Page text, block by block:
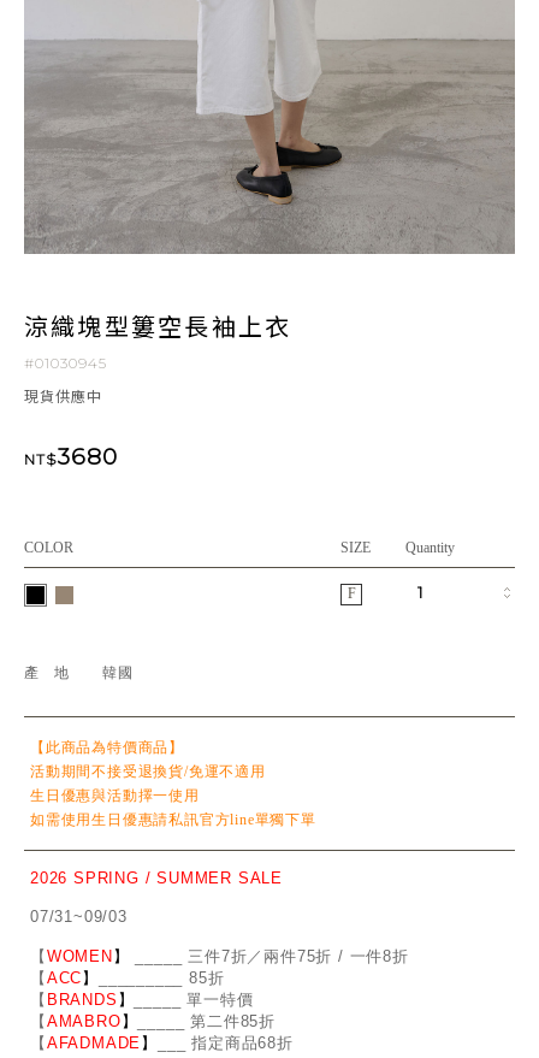
涼織塊型簍空長袖上衣
#01030945
現貨供應中
NT$3680
COLOR SIZE Quantity
F
產地韓國
【此商品為特價商品】
活動期間不接受退換貨/免運不適用
生日優惠與活動擇一使用
如需使用生日優惠請私訊官方line單獨下單
2026 SPRING / SUMMER SALE
07/31~09/03
【 WOMEN 】
___ 三件7折／兩件75折 / 一件8折
【 ACC 】
____ 85折
【 BRANDS 】
_ 單一特價
【 AMABRO 】
_ 第二件85折
【 AFADMADE 】 ___ 指定商品68折